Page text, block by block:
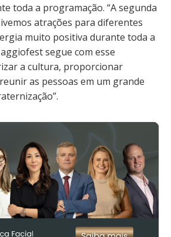
toda a programação. “A segunda
atrações para diferentes
muito positiva durante toda a
segue com esse
a cultura, proporcionar
as pessoas em um grande